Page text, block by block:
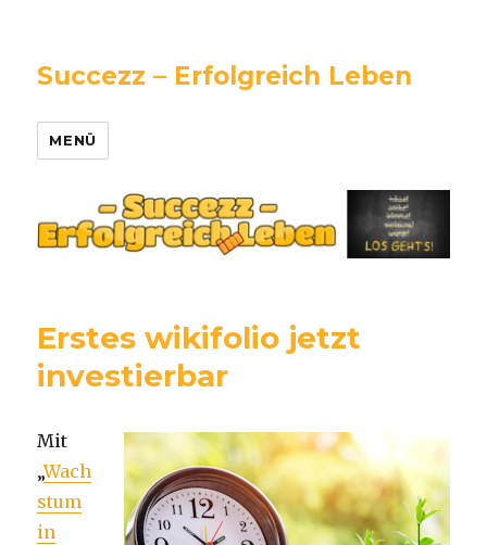
Succezz – Erfolgreich Leben
MENÜ
Erstes wikifolio jetzt
investierbar
Mit
„Wach
stum
in